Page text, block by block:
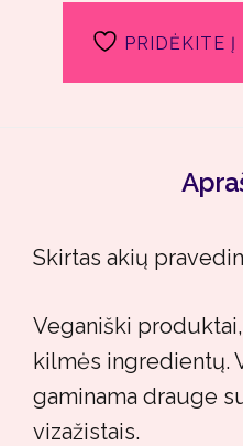
PRIDĖKITE Į
Skirtas akių
Veganiški
kilmės ingredientų.
gaminama drauge
vizažistais.